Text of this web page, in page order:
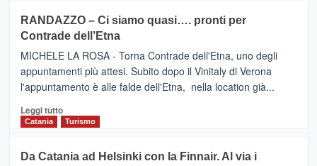
IL
NUOVO
SUMMER
CLUB
VIAGRANDE
(Ct)
–
Benanti
presenta
“Vino
&
Cultura
tappe
RANDAZZO – Ci siamo quasi…. pronti per
Contrade dell’Etna
MICHELE LA ROSA - Torna Contrade dell'Etna, uno degli
appuntamenti più attesi. Subito dopo il Vinitaly di Verona
l'appuntamento è alle falde dell'Etna, nella location già...
Leggi tuttoLeggi
di
RANDAZZO
Catania Turismo
Da Catania ad Helsinki con la Finnair. Al via i